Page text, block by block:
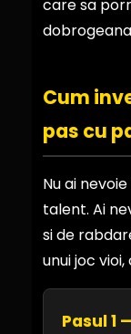
care sa
Cum
pas cu
Nu ai
talent. Ai
si de
unui joc
Pasul 1